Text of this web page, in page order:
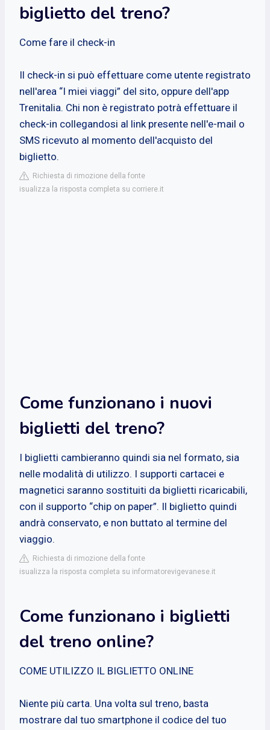
biglietto del treno?
Come fare il check-in
Il check-in si può effettuare come utente registrato
nell'area “I miei viaggi” del sito, oppure dell'app
Trenitalia. Chi non è registrato potrà effettuare il
check-in collegandosi al link presente nell'e-mail o
SMS ricevuto al momento dell'acquisto del
biglietto.
Richiesta di rimozione della fonte
isualizza la risposta completa su corriere.it
Come funzionano i nuovi
biglietti del treno?
I biglietti cambieranno quindi sia nel formato, sia
nelle modalità di utilizzo. I supporti cartacei e
magnetici saranno sostituiti da biglietti ricaricabili,
con il supporto “chip on paper”. Il biglietto quindi
andrà conservato, e non buttato al termine del
viaggio.
Richiesta di rimozione della fonte
isualizza la risposta completa su informatorevigevanese.it
Come funzionano i biglietti
del treno online?
COME UTILIZZO IL BIGLIETTO ONLINE
Niente più carta. Una volta sul treno, basta
mostrare dal tuo smartphone il codice del tuo